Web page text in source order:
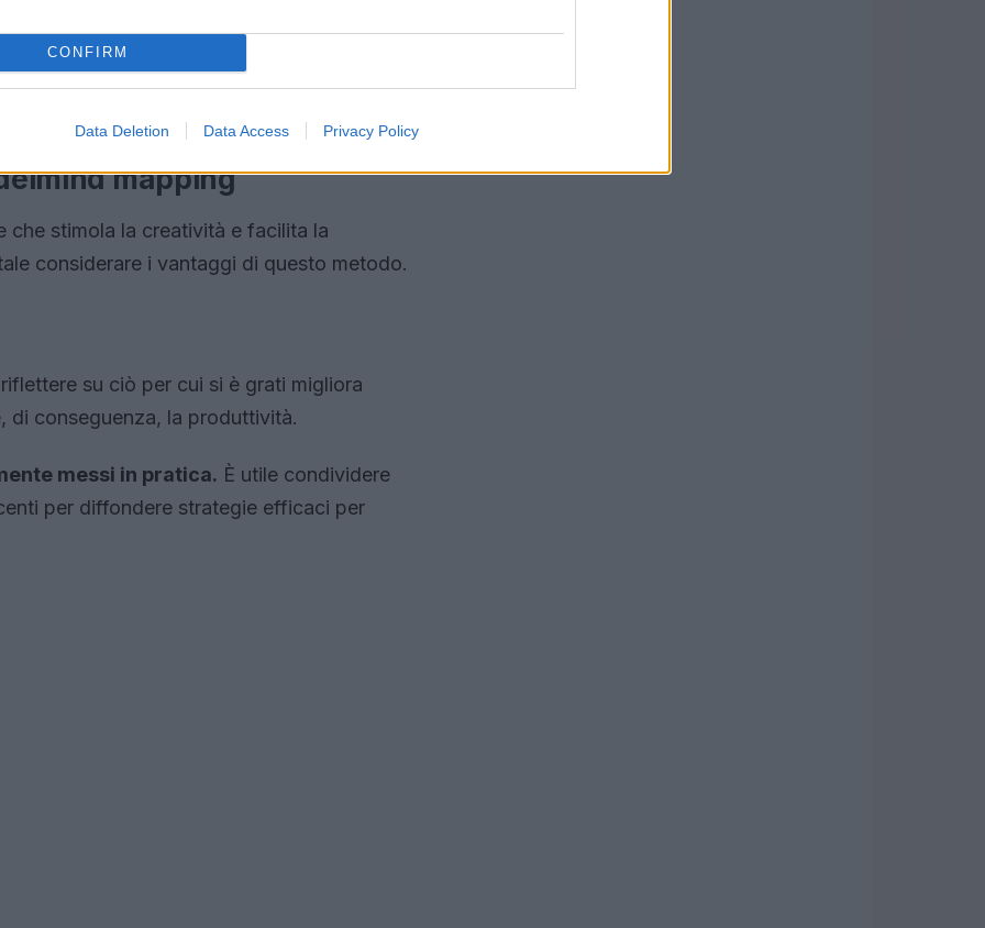
CONFIRM
Data Deletion Data Access Privacy Policy
mind mapping
che stimola la creatività e facilita la
considerare i vantaggi di questo metodo.
su ciò per cui si è grati migliora
di conseguenza, la produttività.
messi in pratica. È utile condividere
per diffondere strategie efficaci per